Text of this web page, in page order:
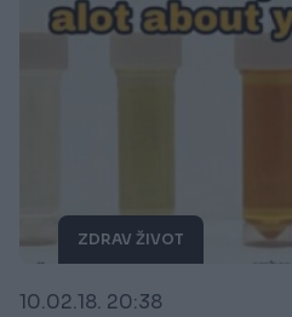
ZDRAV ŽIVOT
10.02.18. 20:38